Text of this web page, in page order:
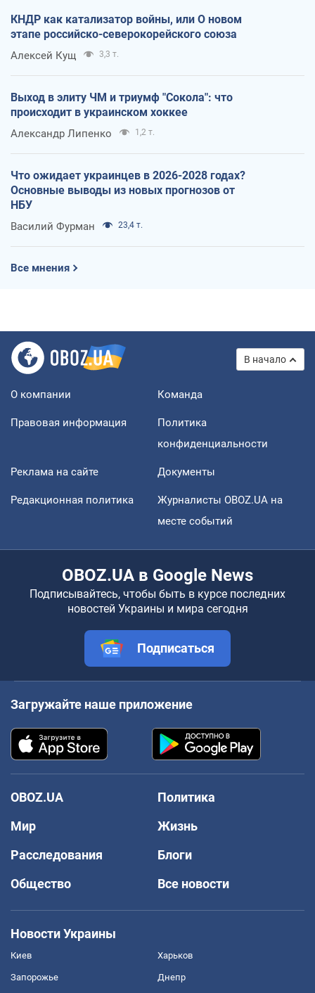
КНДР как катализатор войны, или О новом
этапе российско-северокорейского союза
Алексей Кущ 3,3 т.
Выход в элиту ЧМ и триумф "Сокола": что
происходит в украинском хоккее
Александр Липенко 1,2 т.
Что ожидает украинцев в 2026-2028 годах?
Основные выводы из новых прогнозов от
НБУ
Василий Фурман 23,4 т.
Все мнения
В начало
О компании Команда
Правовая информация
Политика
конфиденциальности
Реклама на сайте Документы
Редакционная политика
Журналисты OBOZ.UA на
месте событий
OBOZ.UA в Google News
Подписывайтесь, чтобы быть в курсе последних
новостей Украины и мира сегодня
Подписаться
Загружайте наше приложение
OBOZ.UA
Политика
Мир
Жизнь
Расследования
Блоги
Общество
Все новости
Новости Украины
Киев Харьков
Запорожье Днепр